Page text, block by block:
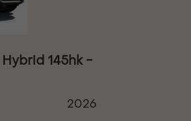
145hk -
2026